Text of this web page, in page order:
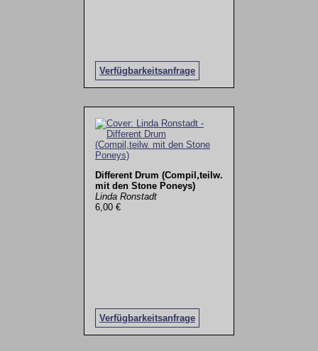
Verfügbarkeitsanfrage
Different Drum (Compil,teilw.
mit den Stone Poneys)
Linda Ronstadt
6,00 €
Verfügbarkeitsanfrage